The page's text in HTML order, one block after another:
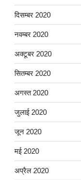
दिसम्बर 2020
नवम्बर 2020
अक्टूबर 2020
सितम्बर 2020
अगस्त 2020
जुलाई 2020
जून 2020
मई 2020
अप्रैल 2020